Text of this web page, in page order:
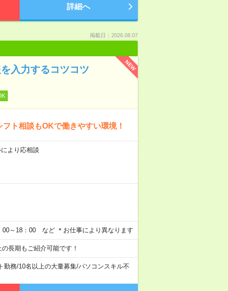
詳細へ
掲載日：2026.08.07
NEW
入力するコツコツ
ト相談もOKで働きやすい環境！
より応相談
00～18：00 など ＊お仕事により異なります
長期もご紹介可能です！
勤務/10名以上の大量募集/パソコンスキル不